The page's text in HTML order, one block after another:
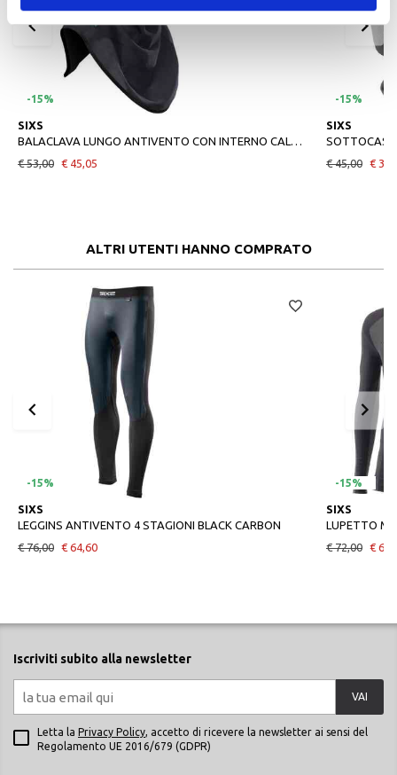
-15%
SIXS
BALACLAVA LUNGO ANTIVENTO CON INTERNO CALDO BLACK CARBON
€ 53,00 € 45,05
-15%
SIXS
€ 45,00 €
ALTRI UTENTI HANNO COMPRATO
-15%
SIXS
LEGGINS ANTIVENTO 4 STAGIONI BLACK CARBON
€ 76,00 € 64,60
-15%
SIXS
€ 72,00 €
Iscriviti subito alla newsletter
VAI
Letta la Privacy Policy, accetto di ricevere la newsletter ai sensi del
Regolamento UE 2016/679 (GDPR)